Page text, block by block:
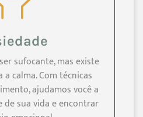
sufocante, mas existe
calma. Com técnicas
ajudamos você a
sua vida e encontrar